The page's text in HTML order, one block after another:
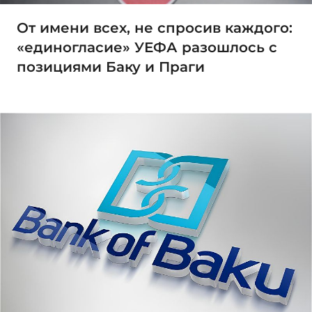
От имени всех, не спросив каждого:
«единогласие» УЕФА разошлось с
позициями Баку и Праги